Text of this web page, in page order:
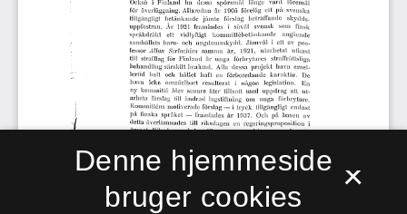
×
Denne hjemmeside
bruger cookies